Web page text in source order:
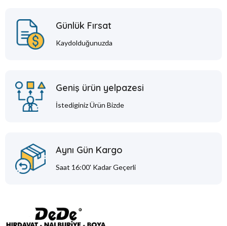
Günlük Fırsat
Kaydolduğunuzda
Geniş ürün yelpazesi
İstediginiz Ürün Bizde
Aynı Gün Kargo
Saat 16:00' Kadar Geçerli